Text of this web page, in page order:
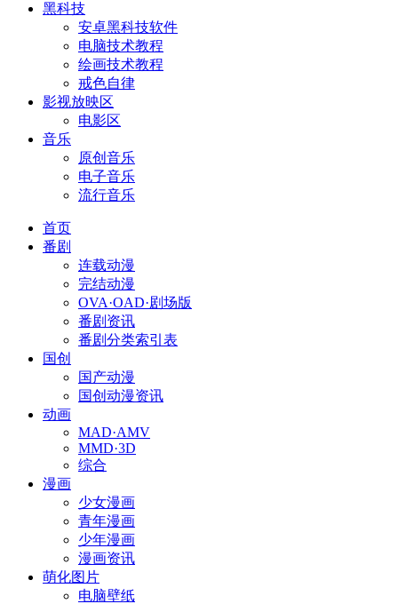
黑科技
安卓黑科技软件
电脑技术教程
绘画技术教程
戒色自律
影视放映区
电影区
音乐
原创音乐
电子音乐
流行音乐
首页
番剧
连载动漫
完结动漫
OVA·OAD·剧场版
番剧资讯
番剧分类索引表
国创
国产动漫
国创动漫资讯
动画
MAD·AMV
MMD·3D
综合
漫画
少女漫画
青年漫画
少年漫画
漫画资讯
萌化图片
电脑壁纸